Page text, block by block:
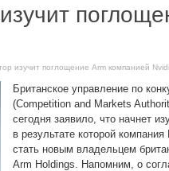
изучит поглощение Arm компанией
Британское управление по
(Competition and Markets
сегодня заявило, что начнет
в результате которой
стать новым владельцем
Arm Holdings. Напомним, о